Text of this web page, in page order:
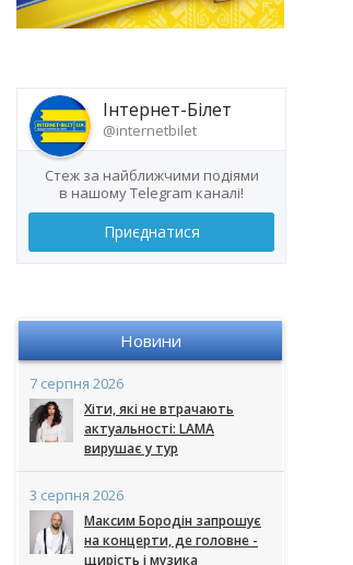
Інтернет-Білет
@internetbilet
Стеж за найближчими подіями
в нашому Telegram каналі!
Приєднатися
Новини
7 серпня 2026
Хіти, які не втрачають
актуальності: LAMA
вирушає у тур
3 серпня 2026
Максим Бородін запрошує
на концерти, де головне -
щирість і музика